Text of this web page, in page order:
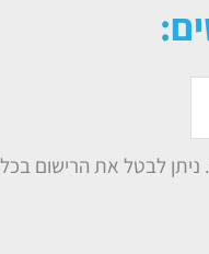
לבטל את הרישום